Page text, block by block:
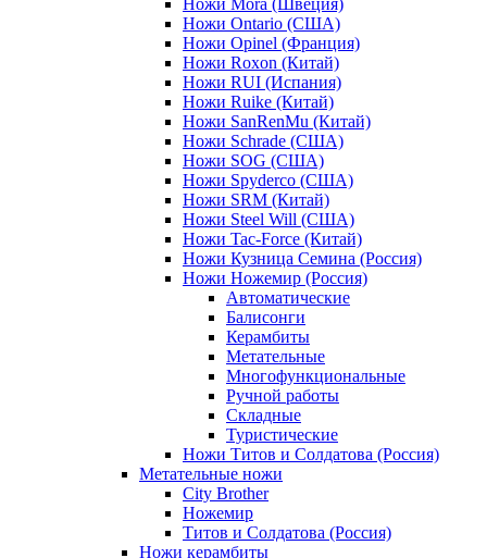
Ножи Ontario (США)
Ножи Opinel (Франция)
Ножи Roxon (Китай)
Ножи RUI (Испания)
Ножи Ruike (Китай)
Ножи SanRenMu (Китай)
Ножи Schrade (США)
Ножи SOG (США)
Ножи Spyderco (США)
Ножи SRM (Китай)
Ножи Steel Will (США)
Ножи Tac-Force (Китай)
Ножи Кузница Семина (Россия)
Ножи Ножемир (Россия)
Автоматические
Балисонги
Керамбиты
Метательные
Многофункциональные
Ручной работы
Складные
Туристические
Ножи Титов и Солдатова (Россия)
Метательные ножи
City Brother
Ножемир
Титов и Солдатова (Россия)
Ножи керамбиты